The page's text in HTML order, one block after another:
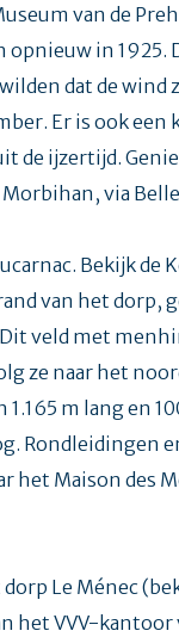
van de
in 1925.
dat de wind
Er is ook een
de ijzertijd.
via
Bekijk
van het dorp,
veld met
ze naar het
m lang en
Rondleidingen
het Maison des
Le Ménec
het VVV-